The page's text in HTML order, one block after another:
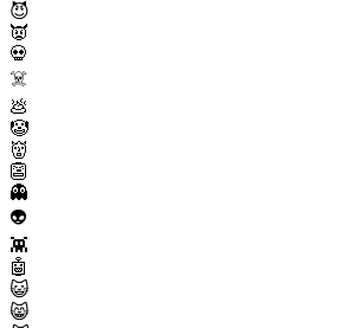
😈
👿
💀
☠️
💩
🤡
👹
👺
👻
👽
👾
🤖
😺
😸